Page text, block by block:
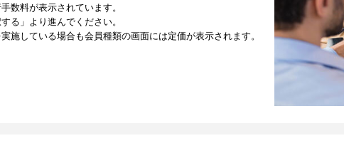
数料が表示されています。
る」より進んでください。
施している場合も会員種類の画面には定価が表示されます。